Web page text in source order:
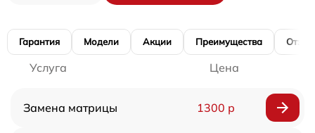
Гарантия Модели Акции Преимущества
Услуга Цена
Замена матрицы 1300 р